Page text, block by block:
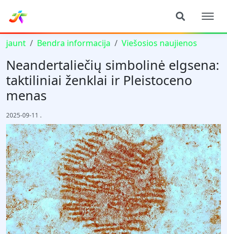
jaunt Bendra informacija Viešosios naujienos
Neandertaliečių simbolinė elgsena:
taktiliniai ženklai ir Pleistoceno
menas
2025-09-11 .